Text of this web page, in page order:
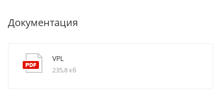
Документация
VPL
235,8 кб